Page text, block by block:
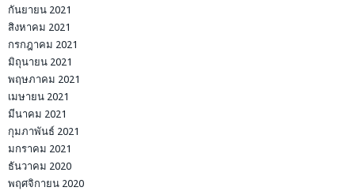
กันยายน 2021
สิงหาคม 2021
กรกฎาคม 2021
มิถุนายน 2021
พฤษภาคม 2021
เมษายน 2021
มีนาคม 2021
กุมภาพันธ์ 2021
มกราคม 2021
ธันวาคม 2020
พฤศจิกายน 2020